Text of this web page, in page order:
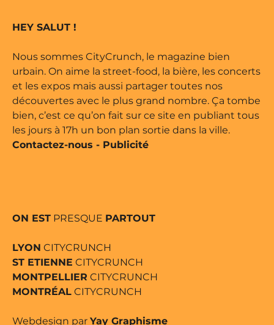
édité par Buena Onda Web •
HEY SALUT !
Nous sommes CityCrunch, le magazine bien
urbain. On aime la street-food, la bière, les concerts
et les expos mais aussi partager toutes nos
découvertes avec le plus grand nombre. Ça tombe
bien, c’est ce qu’on fait sur ce site en publiant tous
les jours à 17h un bon plan sortie dans la ville.
Contactez-nous - Publicité
ON EST PRESQUE PARTOUT
LYON CITYCRUNCH
ST ETIENNE CITYCRUNCH
MONTPELLIER CITYCRUNCH
MONTRÉAL CITYCRUNCH
Webdesign par Yay Graphisme